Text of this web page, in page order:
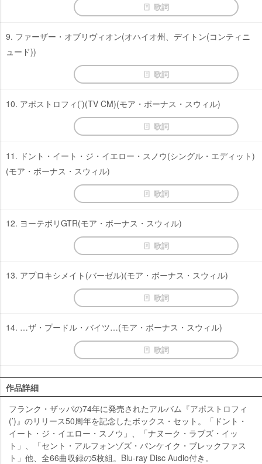
歌詞
9. ファーザー・オブリヴィオン(オハイオ州、デイトン(コンティニ
ュード))
歌詞
10. アポストロフィ(’)(TV CM)(モア・ボーナス・スウィル)
歌詞
11. ドント・イート・ジ・イエロー・スノウ(シングル・エディット)
(モア・ボーナス・スウィル)
歌詞
12. ヨーテボリGTR(モア・ボーナス・スウィル)
歌詞
13. アプロキシメイト(バーゼル)(モア・ボーナス・スウィル)
歌詞
14. …ザ・プードル・バイツ…(モア・ボーナス・スウィル)
歌詞
作品詳細
フランク・ザッパの74年に発売されたアルバム『アポストロフィ
(’)』のリリース50周年を記念したボックス・セット。「ドント・
イート・ジ・イエロー・スノウ」、「ナヌーク・ラブズ・イッ
ト」、「セント・アルフォンゾズ・パンケイク・ブレックファス
ト」他、全66曲収録の5枚組。Blu-ray Disc Audio付き。